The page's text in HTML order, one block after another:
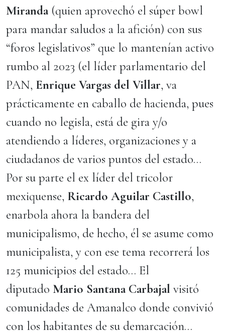
Miranda(quien aprovechó el súper bowl
para mandar saludos a la afición) con sus
“foros legislativos” que lo mantenían activo
rumbo al 2023 (el líder parlamentario del
PAN, Enrique Vargas del Villar, va
prácticamente en caballo de hacienda, pues
cuando no legisla, está de gira y/o
atendiendo a líderes, organizaciones y a
ciudadanos de varios puntos del estado…
Por su parte el ex líder del tricolor
mexiquense, Ricardo Aguilar Castillo,
enarbola ahora la bandera del
municipalismo, de hecho, él se asume como
municipalista, y con ese tema recorrerá los
125 municipios del estado… El
diputado Mario Santana Carbajal visitó
comunidades de Amanalco donde convivió
con los habitantes de su demarcación…